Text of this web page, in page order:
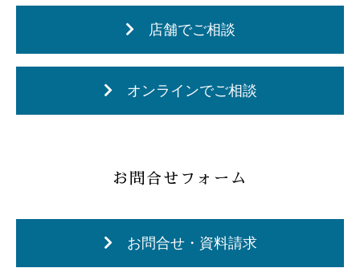
店舗でご相談
オンラインでご相談
お問合せフォーム
お問合せ・資料請求